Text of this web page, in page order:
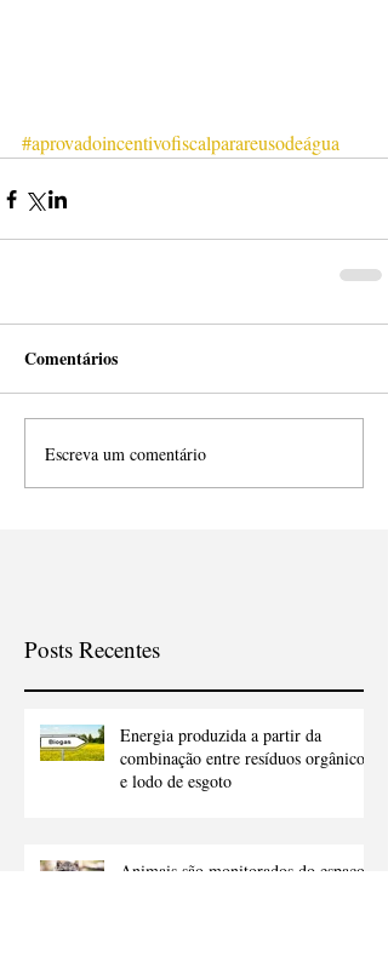
#aprovadoincentivofiscalparareusodeágua
Comentários
Escreva um comentário
Posts Recentes
Energia produzida a partir da
combinação entre resíduos orgânicos
e lodo de esgoto
Animais são monitorados do espaço